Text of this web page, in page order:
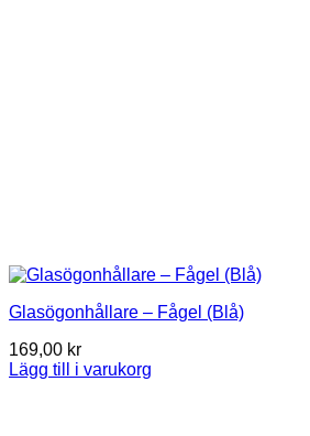
Glasögonhållare – Fågel (Blå)
169,00 kr
Lägg till i varukorg